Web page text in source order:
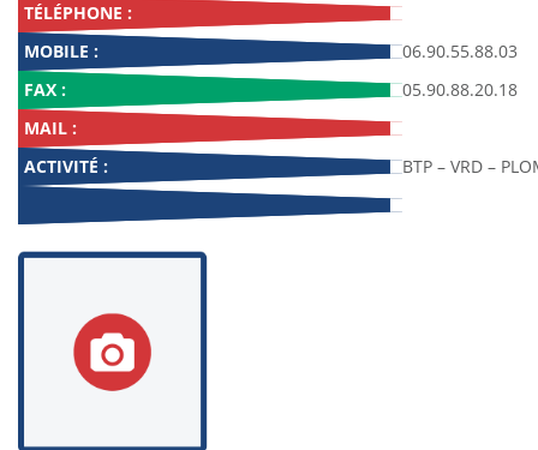
TÉLÉPHONE :
MOBILE :
06.90.55.88.03
FAX :
05.90.88.20.18
MAIL :
ACTIVITÉ :
BTP – VRD –